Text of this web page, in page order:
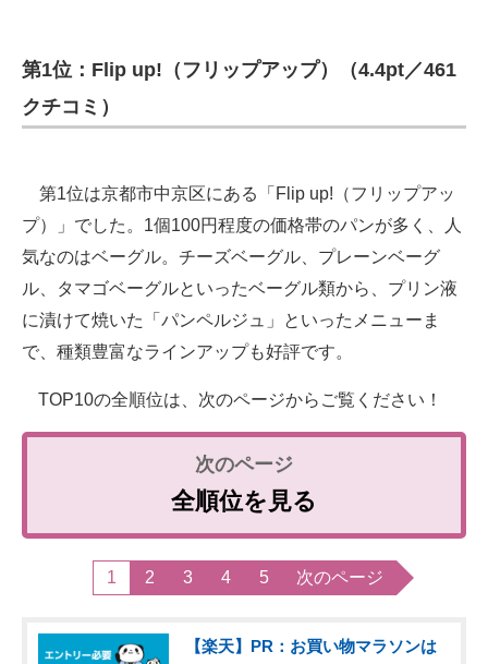
第1位：Flip up!（フリップアップ）（4.4pt／461
クチコミ）
第1位は京都市中京区にある「Flip up!（フリップアッ
プ）」でした。1個100円程度の価格帯のパンが多く、人
気なのはベーグル。チーズベーグル、プレーンベーグ
ル、タマゴベーグルといったベーグル類から、プリン液
に漬けて焼いた「パンペルジュ」といったメニューま
で、種類豊富なラインアップも好評です。
TOP10の全順位は、次のページからご覧ください！
全順位を見る
1 2 3 4 5 次のページ
【楽天】PR：お買い物マラソンは